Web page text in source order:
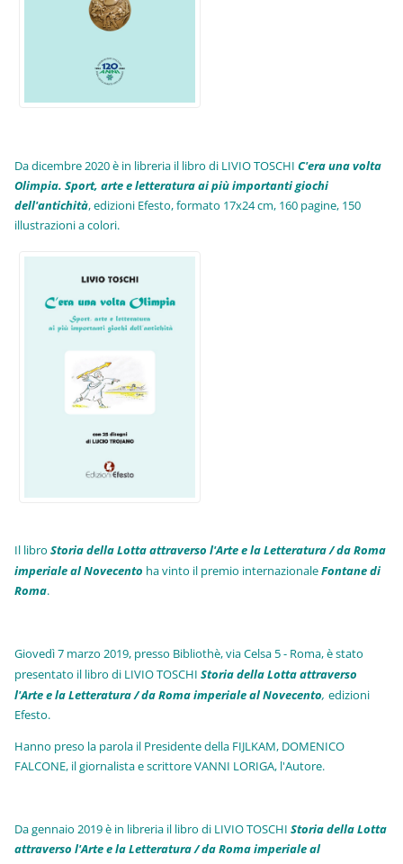
Da dicembre 2020 è in libreria il libro di LIVIO TOSCHIC'era una volta
Olimpia. Sport, arte e letteratura ai più importanti giochi
dell'antichità,edizioni Efesto, formato 17x24 cm, 160 pagine, 150
illustrazioni a colori.
Il libroStoria della Lotta attraverso l'Arte e la Letteratura / da Roma
imperiale al Novecento ha vinto il premio internazionaleFontane di
Roma.
Giovedì 7 marzo 2019, presso Bibliothè, via Celsa 5 - Roma, è stato
presentato il libro di LIVIO TOSCHIStoria della Lotta attraverso
l'Arte e la Letteratura / da Roma imperiale al Novecento, edizioni
Efesto.
Hanno preso la parola il Presidente della FIJLKAM, DOMENICO
FALCONE, il giornalista e scrittore VANNI LORIGA, l'Autore.
Da gennaio 2019 è in libreria il libro di LIVIO TOSCHIStoria della Lotta
attraverso l'Arte e la Letteratura / da Roma imperiale al